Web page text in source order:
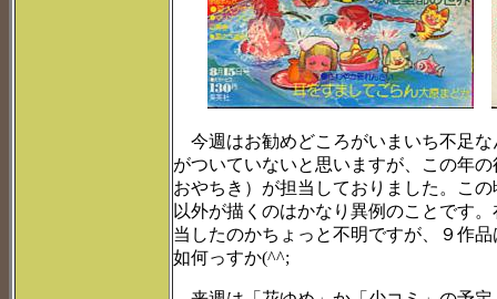
今週はお勧めどころがいまいち不足
がついていないと思いますが、この年
おやちき）が担当しておりました。こ
以外が描くのはかなり異例のことです
当したのかちょっと不明ですが、９作
如何っすか(^^;